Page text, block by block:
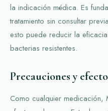
la indicación médica. Es
tratamiento sin consultar
esto puede reducir la
bacterias resistentes.
Precauciones y
Como cualquier medicación,